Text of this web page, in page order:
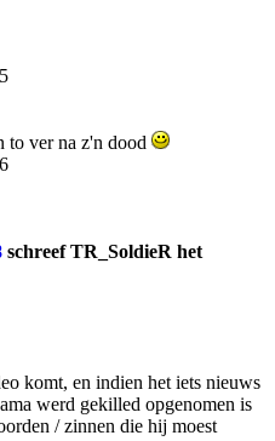
to ver na z'n dood
schreef TR_SoldieR het
komt, en indien het iets nieuws
werd gekilled opgenomen is
/ zinnen die hij moest